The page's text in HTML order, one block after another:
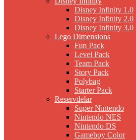
Disney Infinity 1.0
Disney Infinity 2.0
Disney Infinity 3.0
Lego Dimensions
Fun Pack
Level Pack
Team Pack
Story Pack
Polybag
Starter Pack
Reservdelar
Super Nintendo
Nintendo NES
Nintendo DS
Gameboy Color